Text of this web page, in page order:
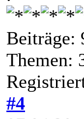
Beiträge:
Themen:
#4